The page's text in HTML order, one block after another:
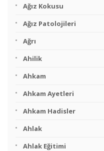
Ağız Kokusu
Ağız Patolojileri
Ağrı
Ahilik
Ahkam
Ahkam Ayetleri
Ahkam Hadisler
Ahlak
Ahlak Eğitimi